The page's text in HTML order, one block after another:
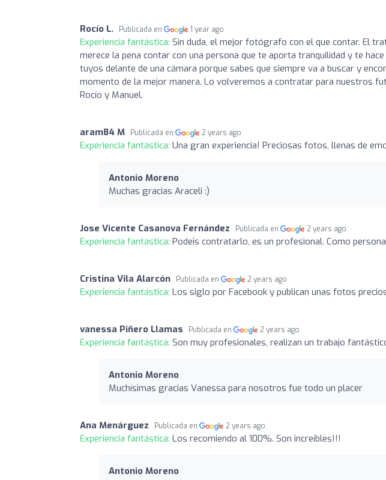
Rocío L. Publicada en 1 year ago
Experiencia fantástica: Sin duda, el mejor fotógrafo con el que contar. El
merece la pena contar con una persona que te aporta tranquilidad y te
tuyos delante de una cámara porque sabes que siempre va a buscar y
momento de la mejor manera. Lo volveremos a contratar para nuestros
Rocío y Manuel.
aram84 M Publicada en 2 years ago
Experiencia fantástica: Una gran experiencia! Preciosas fotos, llenas de
Antonio Moreno
Muchas gracias Araceli :)
Jose Vicente Casanova Fernández Publicada en 2 years ago
Experiencia fantástica: Podeis contratarlo, es un profesional. Como
Cristina Vila Alarcón Publicada en 2 years ago
Experiencia fantástica: Los siglo por Facebook y publican unas fotos
vanessa Piñero Llamas Publicada en 2 years ago
Experiencia fantástica: Son muy profesionales, realizan un trabajo
Antonio Moreno
Muchísimas gracias Vanessa para nosotros fue todo un placer
Ana Menárguez Publicada en 2 years ago
Experiencia fantástica: Los recomiendo al 100%. Son increíbles!!!
Antonio Moreno